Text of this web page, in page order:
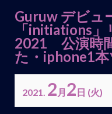
Guruw デビュ
「initiations
2021 公演時
た・iphone1
2021. 2 月 2日 (火)